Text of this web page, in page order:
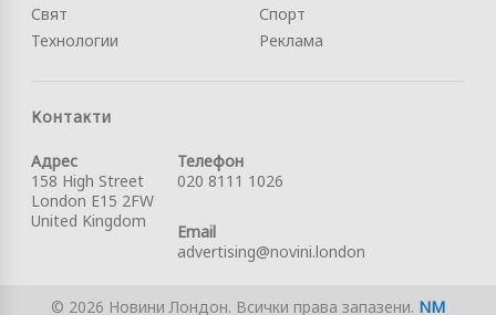
Свят
Технологии
Спорт
Реклама
Контакти
Адрес
158 High Street
London E15 2FW
United Kingdom
Телефон
020 8111 1026
Email
advertising@novini.london
© 2026 Новини Лондон. Всички права запазени. NM